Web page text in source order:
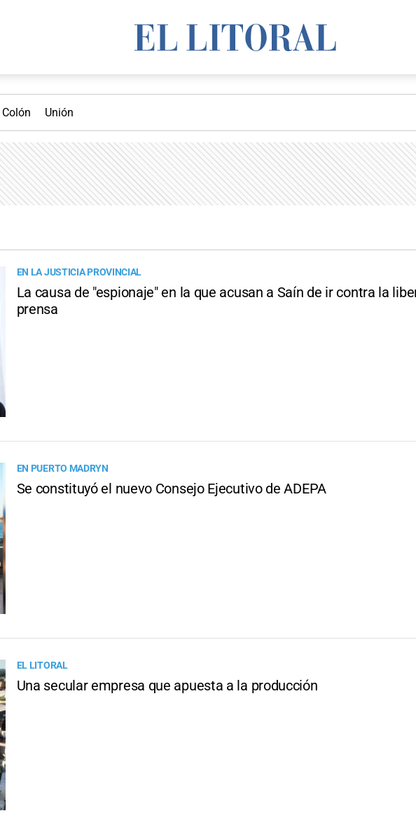
Colón Unión
EN LA JUSTICIA PROVINCIAL
La causa de "espionaje" en la que acusan a Saín de ir contra la
prensa
EN PUERTO MADRYN
Se constituyó el nuevo Consejo Ejecutivo de ADEPA
EL LITORAL
Una secular empresa que apuesta a la producción